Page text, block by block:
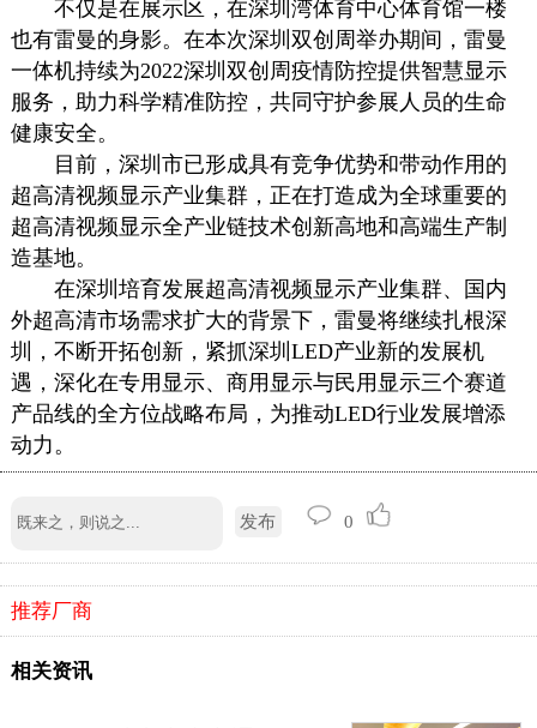
不仅是在展示区，在深圳湾体育中心体育馆一楼
也有雷曼的身影。在本次深圳双创周举办期间，雷曼
一体机持续为2022深圳双创周疫情防控提供智慧显示
服务，助力科学精准防控，共同守护参展人员的生命
健康安全。
目前，深圳市已形成具有竞争优势和带动作用的
超高清视频显示产业集群，正在打造成为全球重要的
超高清视频显示全产业链技术创新高地和高端生产制
造基地。
在深圳培育发展超高清视频显示产业集群、国内
外超高清市场需求扩大的背景下，雷曼将继续扎根深
圳，不断开拓创新，紧抓深圳LED产业新的发展机
遇，深化在专用显示、商用显示与民用显示三个赛道
产品线的全方位战略布局，为推动LED行业发展增添
动力。
发布 0
推荐厂商
相关资讯